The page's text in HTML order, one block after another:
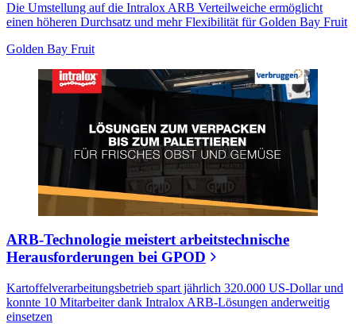
Die Umstellung auf die Intralox ARB Verteilweiche ermöglicht
einen höheren Durchsatz und mehr Flexibilität für Golden Bay Fruit
Golden Bay Fruit
ARB-Technologie meistert arbeitstechnische
Herausforderungen bei GPOD
Kartoffelverarbeitungsbetrieb spart jährlich 320.000 US-Dollar und
konnte 10 Mitarbeiter dank Intralox ARB-Lösungen anderweitig
einsetzen